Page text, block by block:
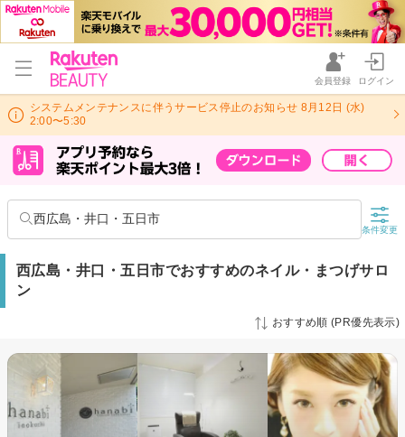
会員登録 ログイン
システムメンテナンスに伴うサービス停止のお知らせ 8月12日 (水)
2:00〜5:30
西広島・井口・五日市
条件変更
西広島・井口・五日市でおすすめのネイル・まつげサロ
ン
おすすめ順 (PR優先表示)